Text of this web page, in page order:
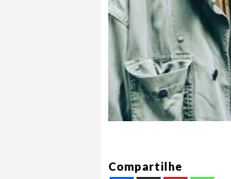
Compartilhe